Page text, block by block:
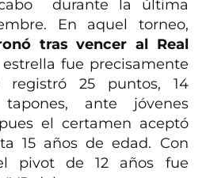
durante la última
En aquel torneo,
tras vencer al Real
fue precisamente
registró 25 puntos, 14
ante jóvenes
el certamen aceptó
15 años de edad. Con
pivot de 12 años fue